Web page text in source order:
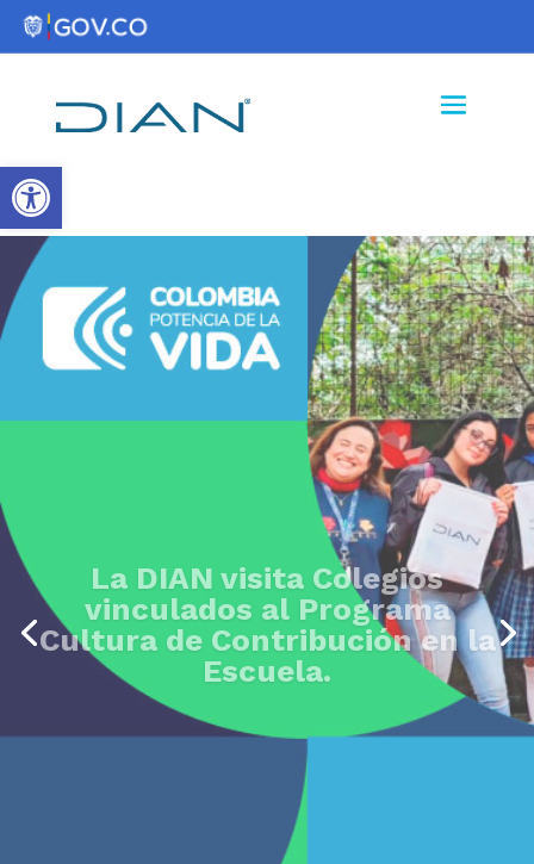
Abrir barra de herramientas
La DIAN visita Colegios
vinculados al Programa
Cultura de Contribución en la
Escuela.